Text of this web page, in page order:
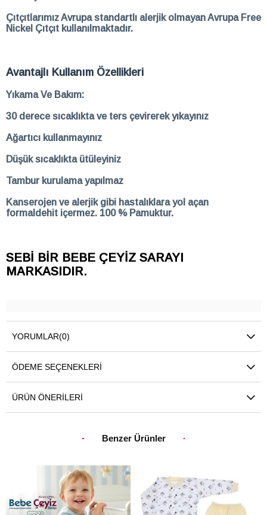
Çıtçıtlarımız Avrupa standartlı alerjik olmayan Avrupa Free
Nickel Çıtçıt kullanılmaktadır.
Avantajlı Kullanım Özellikleri
Yıkama Ve Bakım:
30 derece sıcaklıkta ve ters çevirerek yıkayınız
Ağartıcı kullanmayınız
Düşük sıcaklıkta ütüleyiniz
Tambur kurulama yapılmaz
Kanserojen ve alerjik gibi hastalıklara yol açan
formaldehit içermez. 100 % Pamuktur.
SEBİ BİR BEBE ÇEYİZ SARAYI
MARKASIDIR.
YORUMLAR(0)
ÖDEME SEÇENEKLERI
ÜRÜN ÖNERILERI
Benzer Ürünler